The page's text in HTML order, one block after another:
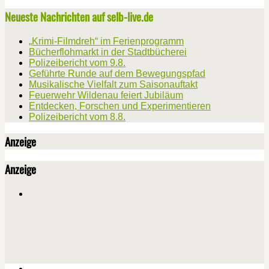
Neueste Nachrichten auf selb-live.de
„Krimi-Filmdreh“ im Ferienprogramm
Bücherflohmarkt in der Stadtbücherei
Polizeibericht vom 9.8.
Geführte Runde auf dem Bewegungspfad
Musikalische Vielfalt zum Saisonauftakt
Feuerwehr Wildenau feiert Jubiläum
Entdecken, Forschen und Experimentieren
Polizeibericht vom 8.8.
Anzeige
Anzeige